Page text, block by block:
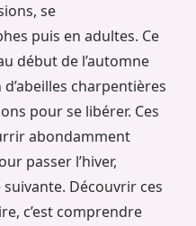
se
puis en adultes. Ce
début de l’automne
charpentières
pour se libérer. Ces
abondamment
passer l’hiver,
suivante. Découvrir ces
c’est comprendre